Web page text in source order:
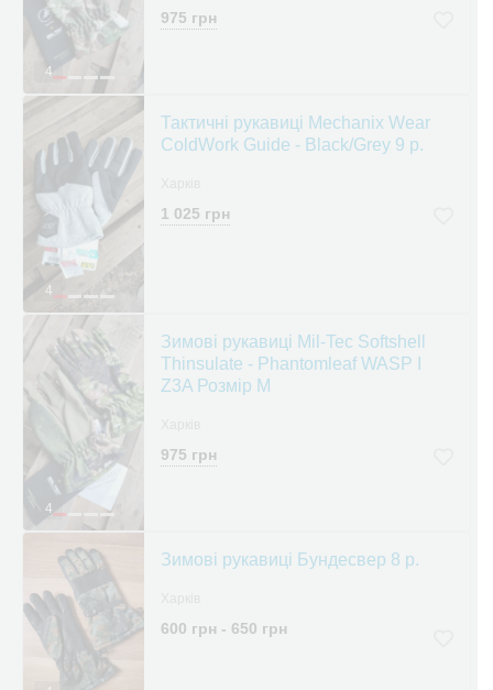
4
975 грн
4
Тактичні рукавиці Mechanix Wear
ColdWork Guide - Black/Grey 9 р.
1 025 грн
4
Зимові рукавиці Mil-Tec Softshell
Thinsulate - Phantomleaf WASP I
Z3A Розмір М
975 грн
Зимові рукавиці Бундесвер 8 р.
600 грн - 650 грн